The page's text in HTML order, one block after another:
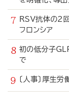
RSV抗体の2
フロンシア
初の低分子
で
〔人事〕厚生